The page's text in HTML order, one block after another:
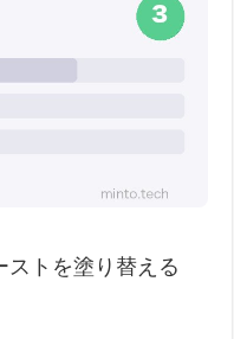
ストを塗り替える